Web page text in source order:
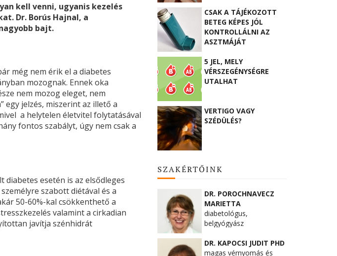
kell venni, ugyanis kezelés
Dr. Borús Hajnal, a
bajt.
még nem érik el a diabetes
mozognak. Ennek oka
nem mozog eleget, nem
egy jelzés, miszerint az illető a
a helytelen életvitel folytatásával
fontos szabályt, úgy nem csak a
diabetes esetén is az elsődleges
szabott diétával és a
50-60%-kal csökkenthető a
valamint a cirkadian
javítja szénhidrát
CSAK A TÁJÉKOZOTT
BETEG KÉPES JÓL
KONTROLLÁLNI AZ
ASZTMÁJÁT
5 JEL, MELY
VÉRSZEGÉNYSÉGRE
UTALHAT
VERTIGO VAGY
SZÉDÜLÉS?
SZAKÉRTŐINK
DR. POROCHNAVECZ
MARIETTA
diabetológus,
belgyógyász
DR. KAPOCSI JUDIT PHD
magas vérnyomás és